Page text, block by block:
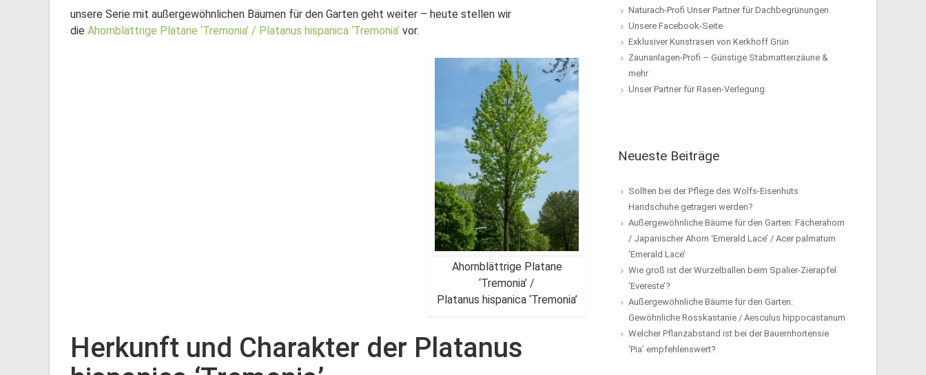
unsere Serie mit außergewöhnlichen Bäumen für den Garten geht weiter – heute stellen wir
die Ahornblättrige Platane ‘Tremonia’ / Platanus hispanica ‘Tremonia’ vor.
Ahornblättrige Platane
‘Tremonia’ /
Platanus hispanica ‘Tremonia’
Herkunft und Charakter der Platanus
Naturach-Profi Unser Partner für Dachbegrünungen
Unsere Facebook-Seite
Exklusiver Kunstrasen von Kerkhoff Grün
Zaunanlagen-Profi – Günstige Stabmattenzäune &
mehr
Unser Partner für Rasen-Verlegung
Neueste Beiträge
Sollten bei der Pflege des Wolfs-Eisenhuts
Handschuhe getragen werden?
Außergewöhnliche Bäume für den Garten: Fächerahorn
/ Japanischer Ahorn ‘Emerald Lace’ / Acer palmatum
‘Emerald Lace’
Wie groß ist der Wurzelballen beim Spalier-Zierapfel
‘Evereste’?
Außergewöhnliche Bäume für den Garten:
Gewöhnliche Rosskastanie / Aesculus hippocastanum
Welcher Pflanzabstand ist bei der Bauernhortensie
‘Pia’ empfehlenswert?